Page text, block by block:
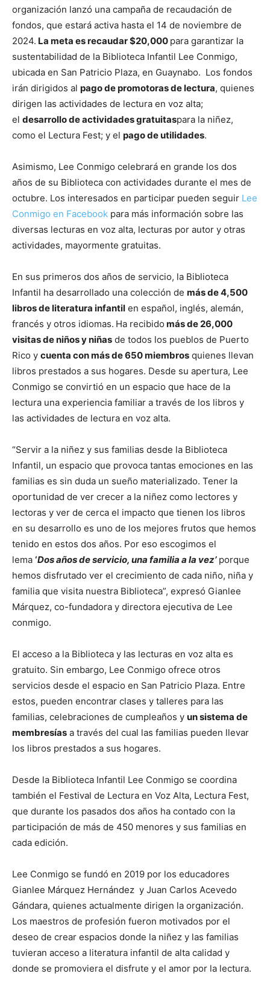
organización lanzó una campaña de recaudación de
fondos, que estará activa hasta el 14 de noviembre de
2024. La meta es recaudar $20,000 para garantizar la
sustentabilidad de la Biblioteca Infantil Lee Conmigo,
ubicada en San Patricio Plaza, en Guaynabo. Los fondos
irán dirigidos al pago de promotoras de lectura, quienes
dirigen las actividades de lectura en voz alta;
el desarrollo de actividades gratuitaspara la niñez,
como el Lectura Fest; y el pago de utilidades.
Asimismo, Lee Conmigo celebrará en grande los dos
años de su Biblioteca con actividades durante el mes de
octubre. Los interesados en participar pueden seguir Lee
Conmigo en Facebook para más información sobre las
diversas lecturas en voz alta, lecturas por autor y otras
actividades, mayormente gratuitas.
En sus primeros dos años de servicio, la Biblioteca
Infantil ha desarrollado una colección de más de 4,500
libros de literatura infantil en español, inglés, alemán,
francés y otros idiomas. Ha recibido más de 26,000
visitas de niños y niñas de todos los pueblos de Puerto
Rico y cuenta con más de 650 miembros quienes llevan
libros prestados a sus hogares. Desde su apertura, Lee
Conmigo se convirtió en un espacio que hace de la
lectura una experiencia familiar a través de los libros y
las actividades de lectura en voz alta.
“Servir a la niñez y sus familias desde la Biblioteca
Infantil, un espacio que provoca tantas emociones en las
familias es sin duda un sueño materializado. Tener la
oportunidad de ver crecer a la niñez como lectores y
lectoras y ver de cerca el impacto que tienen los libros
en su desarrollo es uno de los mejores frutos que hemos
tenido en estos dos años. Por eso escogimos el
lema ‘Dos años de servicio, una familia a la vez’porque
hemos disfrutado ver el crecimiento de cada niño, niña y
familia que visita nuestra Biblioteca”, expresó Gianlee
Márquez, co-fundadora y directora ejecutiva de Lee
conmigo.
El acceso a la Biblioteca y las lecturas en voz alta es
gratuito. Sin embargo, Lee Conmigo ofrece otros
servicios desde el espacio en San Patricio Plaza. Entre
estos, pueden encontrar clases y talleres para las
familias, celebraciones de cumpleaños y un sistema de
membresías a través del cual las familias pueden llevar
los libros prestados a sus hogares.
Desde la Biblioteca Infantil Lee Conmigo se coordina
también el Festival de Lectura en Voz Alta, Lectura Fest,
que durante los pasados dos años ha contado con la
participación de más de 450 menores y sus familias en
cada edición.
Lee Conmigo se fundó en 2019 por los educadores
Gianlee Márquez Hernández y Juan Carlos Acevedo
Gándara, quienes actualmente dirigen la organización.
Los maestros de profesión fueron motivados por el
deseo de crear espacios donde la niñez y las familias
tuvieran acceso a literatura infantil de alta calidad y
donde se promoviera el disfrute y el amor por la lectura.